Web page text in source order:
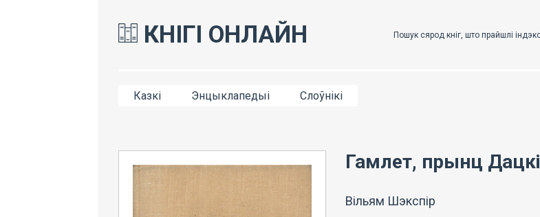
КНІГІ ОНЛАЙН
Казкі Энцыклапедыі Слоўнікі
Гамлет, прынц Дацкі
Вільям Шэкспір